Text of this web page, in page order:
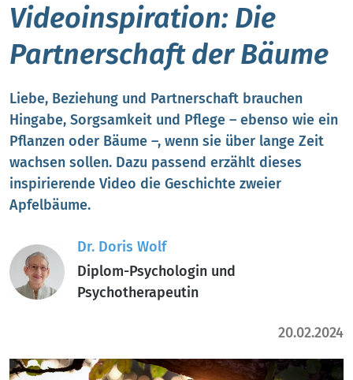
Videoinspiration: Die
Partnerschaft der Bäume
Liebe, Beziehung und Partnerschaft brauchen
Hingabe, Sorgsamkeit und Pflege – ebenso wie ein
Pflanzen oder Bäume –, wenn sie über lange Zeit
wachsen sollen. Dazu passend erzählt dieses
inspirierende Video die Geschichte zweier
Apfelbäume.
Dr. Doris Wolf
Diplom-Psychologin und
Psychotherapeutin
20.02.2024